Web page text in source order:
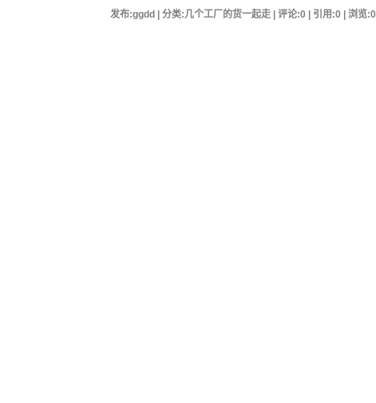
发布:ggdd | 分类:几个工厂的货一起走 | 评论:0 | 引用:0 | 浏览:0